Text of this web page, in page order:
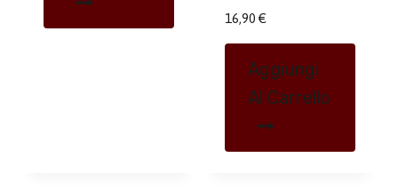
16,90 €
Aggiungi
Al Carrello